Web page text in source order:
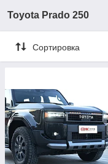
Toyota Prado 250
Сортировка